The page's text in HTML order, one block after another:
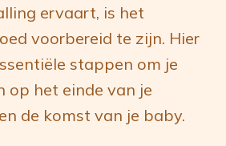
ervaart, is het
voorbereid te zijn. Hier
stappen om je
op het einde van je
de komst van je baby.